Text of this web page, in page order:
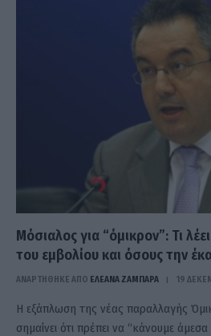
Μόσιαλος για “όμικρον”: Τι
του εμβολίου και όσους την
ΑΝΑΡΤΗΘΗΚΕ ΑΠΟ ΕΛΕΑΝΑ ΖΑΜΠΑΡΑ 19
Η εξάπλωση της νέας παραλλαγής
σημαίνει ότι πρέπει να “κάνουμε